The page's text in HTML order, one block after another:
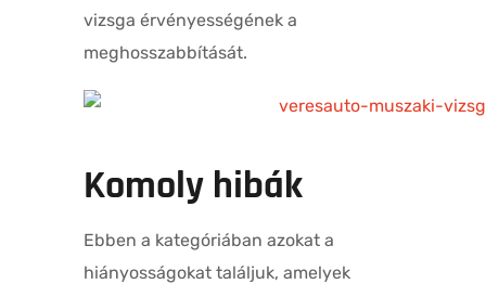
vizsga érvényességének a
meghosszabbítását.
Komoly hibák
Ebben a kategóriában azokat a
hiányosságokat találjuk, amelyek